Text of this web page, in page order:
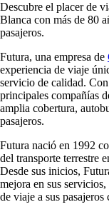
Descubre el placer de
Blanca con más de 80
pasajeros.
Futura, una empresa de
experiencia de viaje
servicio de calidad.
principales compañías
amplia cobertura,
pasajeros.
Futura nació en 1992
del transporte terrestre
Desde sus inicios,
mejora en sus
de viaje a sus pasajeros